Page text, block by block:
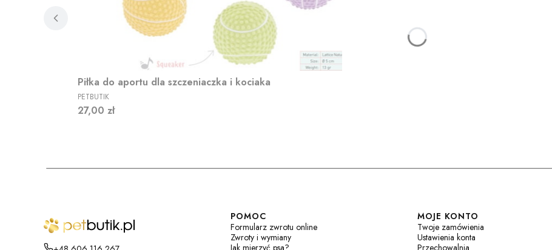
Piłka do aportu dla szczeniaczka i kociaka
PRODUCENT
PETBUTIK
Cena
27,00 zł
Linki w stopce
POMOC
Formularz zwrotu online
Zwroty i wymiany
MOJE KONTO
Twoje zamówienia
Ustawienia konta